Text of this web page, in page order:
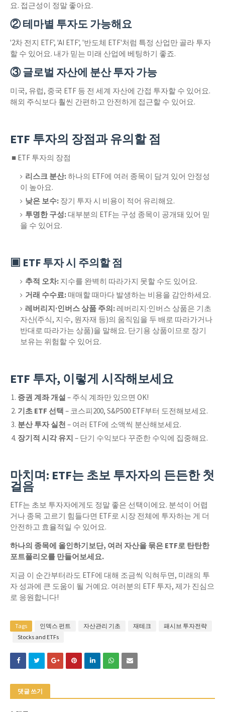
요. 접근성이 정말 좋아요.
② 테마별 투자도 가능해요
'2차 전지 ETF', 'AI ETF', '반도체 ETF'처럼 특정 산업만 골라 투자
할 수 있어요. 내가 믿는 미래 산업에 베팅하기 좋죠.
③ 글로벌 자산에 분산 투자 가능
미국, 유럽, 중국 ETF 등 전 세계 자산에 간접 투자할 수 있어요.
해외 주식보다 훨씬 간편하고 안전하게 접근할 수 있어요.
ETF 투자의 장점과 유의할 점
■ ETF 투자의 장점
리스크 분산:하나의 ETF에 여러 종목이 담겨 있어 안정성
이 높아요.
낮은 보수: 장기 투자 시 비용이 적어 유리해요.
투명한 구성:대부분의 ETF는 구성 종목이 공개돼 있어 믿
을 수 있어요.
▣ ETF 투자 시 주의할 점
추적 오차: 지수를 완벽히 따라가지 못할 수도 있어요.
거래 수수료: 매매할 때마다 발생하는 비용을 감안하세요.
레버리지·인버스 상품 주의: 레버리지·인버스 상품은 기초
자산(주식, 지수, 원자재 등)의 움직임을 두 배로 따라가거나
반대로 따라가는 상품)을 말해요. 단기용 상품이므로 장기
보유는 위험할 수 있어요.
ETF 투자, 이렇게 시작해보세요
증권 계좌 개설 – 주식 계좌만 있으면 OK!
기초 ETF 선택 – 코스피200, S&P500 ETF부터 도전해보세요.
분산 투자 실천 – 여러 ETF에 소액씩 분산해보세요.
장기적 시각 유지 – 단기 수익보다 꾸준한 수익에 집중해요.
마치며: ETF는 초보 투자자의 든든한 첫
걸음
ETF는 초보 투자자에게도 정말 좋은 선택이에요. 분석이 어렵
거나 종목 고르기 힘들다면 ETF로 시장 전체에 투자하는 게 더
안전하고 효율적일 수 있어요.
하나의 종목에 올인하기보단, 여러 자산을 묶은 ETF로 탄탄한
포트폴리오를 만들어보세요.
지금 이 순간부터라도 ETF에 대해 조금씩 익혀두면, 미래의 투
자 성과에 큰 도움이 될 거예요. 여러분의 ETF 투자, 제가 진심으
로 응원합니다!
Tags 인덱스 펀트 자산관리 기초 재테크
패시브 투자전략
Stocks and ETFs
댓글 쓰기